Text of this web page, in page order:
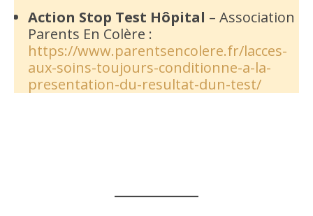
Action Stop Test Hôpital – Association
Parents En Colère :
https://www.parentsencolere.fr/lacces-
aux-soins-toujours-conditionne-a-la-
presentation-du-resultat-dun-test/